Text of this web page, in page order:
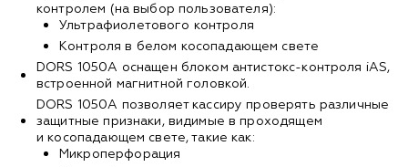
контролем (на выбор пользователя):
Ультрафиолетового контроля
Контроля в белом косопадающем свете
DORS 1050A оснащен блоком антистокс-контроля iAS,
встроенной магнитной головкой.
DORS 1050A позволяет кассиру проверять различные
защитные признаки, видимые в проходящем
и косопадающем свете, такие как:
Микроперфорация